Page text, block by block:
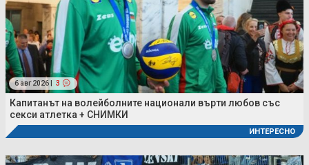
6 авг 2026 | 3
Капитанът на волейболните национали върти любов със
секси атлетка + СНИМКИ
ИНТЕРЕСНО